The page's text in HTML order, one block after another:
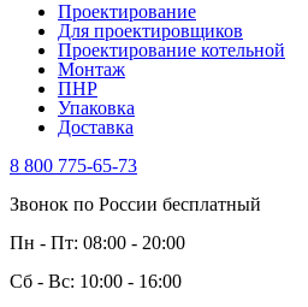
Проектирование
Для проектировщиков
Проектирование котельной
Монтаж
ПНР
Упаковка
Доставка
8 800 775-65-73
Звонок по России бесплатный
Пн - Пт: 08:00 - 20:00
Сб - Вс: 10:00 - 16:00